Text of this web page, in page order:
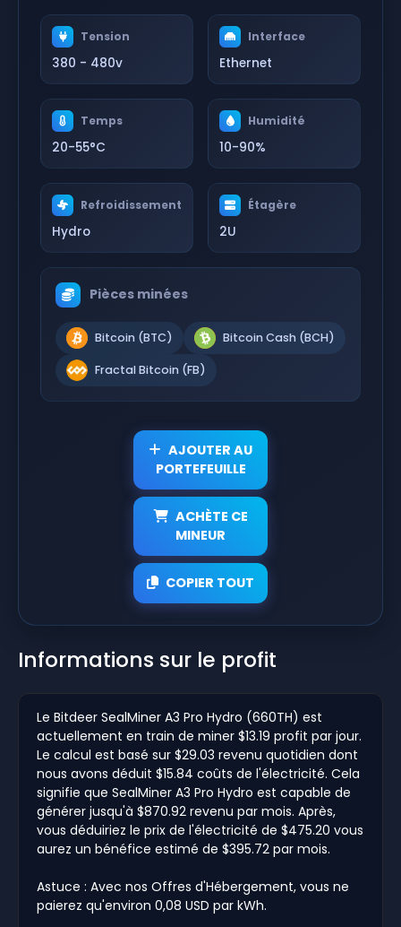
Tension
380 - 480v
Interface
Ethernet
Temps
20-55°C
Humidité
10-90%
Refroidissement
Hydro
Étagère
2U
Pièces minées
Bitcoin (BTC) Bitcoin Cash (BCH)
Fractal Bitcoin (FB)
AJOUTER AU
PORTEFEUILLE
ACHÈTE CE
MINEUR
COPIER TOUT
Informations sur le profit
Le Bitdeer SealMiner A3 Pro Hydro (660TH) est
actuellement en train de miner $13.19 profit par jour.
Le calcul est basé sur $29.03 revenu quotidien dont
nous avons déduit $15.84 coûts de l'électricité. Cela
signifie que SealMiner A3 Pro Hydro est capable de
générer jusqu'à $870.92 revenu par mois. Après,
vous déduiriez le prix de l'électricité de $475.20 vous
aurez un bénéfice estimé de $395.72 par mois.
Astuce : Avec nos Offres d'Hébergement, vous ne
paierez qu'environ 0,08 USD par kWh.